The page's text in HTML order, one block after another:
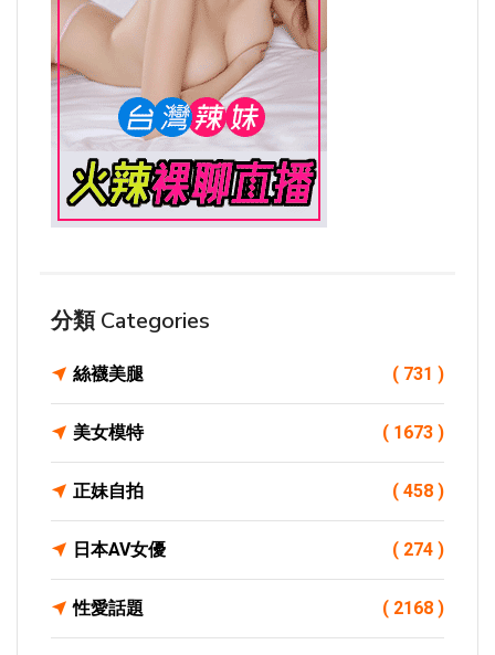
分類 Categories
絲襪美腿 ( 731 )
美女模特 ( 1673 )
正妹自拍 ( 458 )
日本AV女優 ( 274 )
性愛話題 ( 2168 )